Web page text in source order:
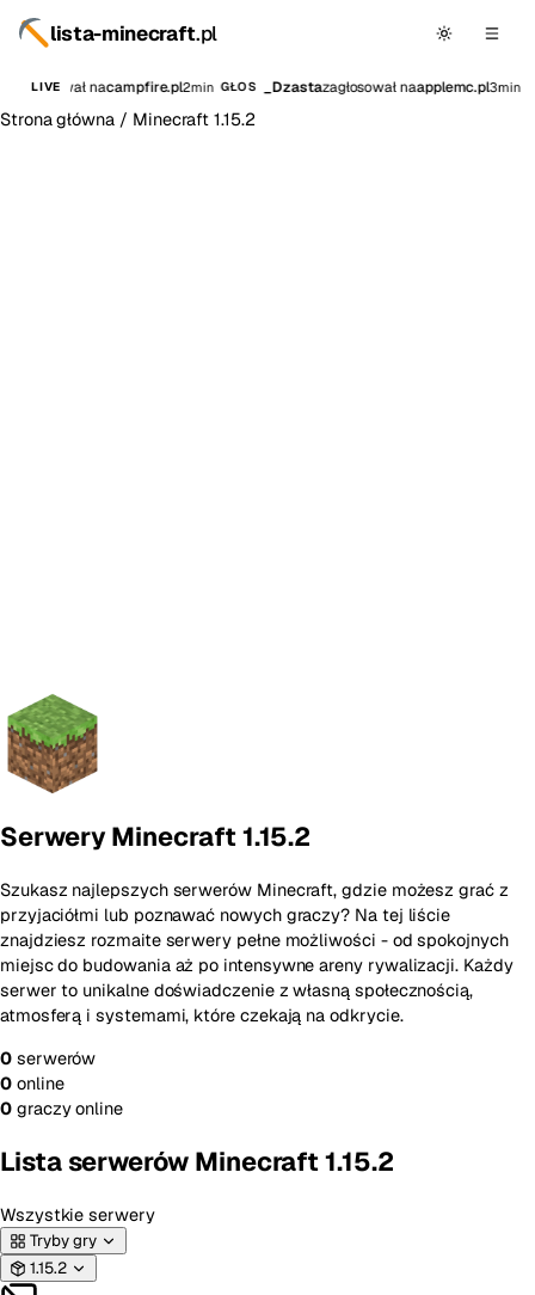
lista-minecraft.pl
LIVE
zagłosował nacampfire.pl2min GŁOS _Dzastazagłosował naapplemc.pl3min
Strona główna / Minecraft 1.15.2
Serwery Minecraft 1.15.2
Szukasz najlepszych serwerów Minecraft, gdzie możesz grać z
przyjaciółmi lub poznawać nowych graczy? Na tej liście
znajdziesz rozmaite serwery pełne możliwości - od spokojnych
miejsc do budowania aż po intensywne areny rywalizacji. Każdy
serwer to unikalne doświadczenie z własną społecznością,
atmosferą i systemami, które czekają na odkrycie.
0 serwerów
0 online
0 graczy online
Lista serwerów Minecraft 1.15.2
Wszystkie serwery
Tryby gry
1.15.2